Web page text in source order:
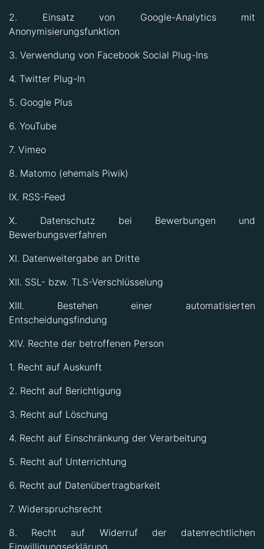
2. Einsatz von Google-Analytics mit
Anonymisierungsfunktion
3. Verwendung von Facebook Social Plug-Ins
4. Twitter Plug-In
5. Google Plus
6. YouTube
7. Vimeo
8. Matomo (ehemals Piwik)
IX. RSS-Feed
X. Datenschutz bei Bewerbungen und
Bewerbungsverfahren
XI. Datenweitergabe an Dritte
XII. SSL- bzw. TLS-Verschlüsselung
XIII. Bestehen einer automatisierten
Entscheidungsfindung
XIV. Rechte der betroffenen Person
1. Recht auf Auskunft
2. Recht auf Berichtigung
3. Recht auf Löschung
4. Recht auf Einschränkung der Verarbeitung
5. Recht auf Unterrichtung
6. Recht auf Datenübertragbarkeit
7. Widerspruchsrecht
8. Recht auf Widerruf der datenrechtlichen
Einwilligungserklärung